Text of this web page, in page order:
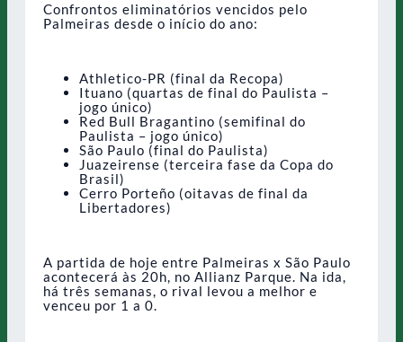
Confrontos eliminatórios vencidos pelo
Palmeiras desde o início do ano:
Athletico-PR (final da Recopa)
Ituano (quartas de final do Paulista –
jogo único)
Red Bull Bragantino (semifinal do
Paulista – jogo único)
São Paulo (final do Paulista)
Juazeirense (terceira fase da Copa do
Brasil)
Cerro Porteño (oitavas de final da
Libertadores)
A partida de hoje entre Palmeiras x São Paulo
acontecerá às 20h, no Allianz Parque. Na ida,
há três semanas, o rival levou a melhor e
venceu por 1 a 0.